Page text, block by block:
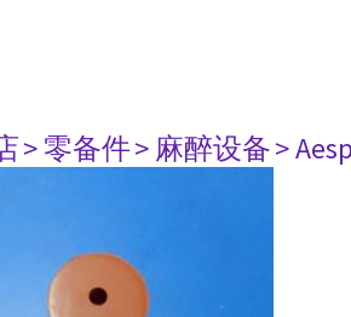
> 零备件> 麻醉设备>